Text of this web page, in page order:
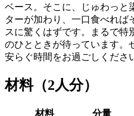
ベース。そこに、じゅわっと
ターが加わり、一口食べれば
スに驚くはずです。まるで特
のひとときが待っています。
安らぐ時間をお過ごしくださ
材料（2人分）
材料
分量